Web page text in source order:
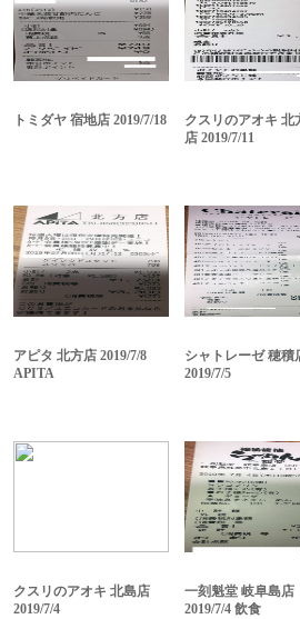
トミダヤ 宿地店 2019/7/18
クスリのアオキ 北
店 2019/7/11
アピタ 北方店 2019/7/8
APITA
シャトレーゼ 穂積
2019/7/5
クスリのアオキ 北島店
2019/7/4
一刻魁堂 岐阜島店
2019/7/4 飲食